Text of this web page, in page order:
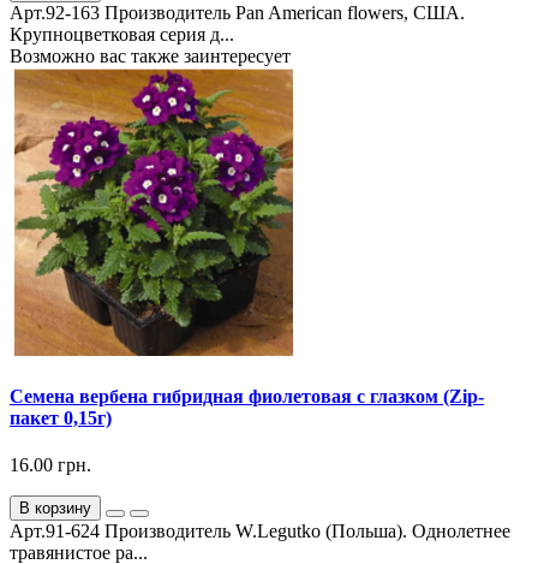
Арт.92-163 Производитель Pan American flowers, США.
Крупноцветковая серия д...
Возможно вас также заинтересует
Семена вербена гибридная фиолетовая с глазком (Zip-
пакет 0,15г)
16.00 грн.
В корзину
Арт.91-624 Производитель W.Legutko (Польша). Однолетнее
травянистое ра...